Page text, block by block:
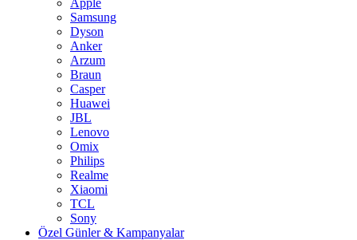
Samsung
Dyson
Anker
Arzum
Braun
Casper
Huawei
JBL
Lenovo
Omix
Philips
Realme
Xiaomi
TCL
Sony
Özel Günler & Kampanyalar